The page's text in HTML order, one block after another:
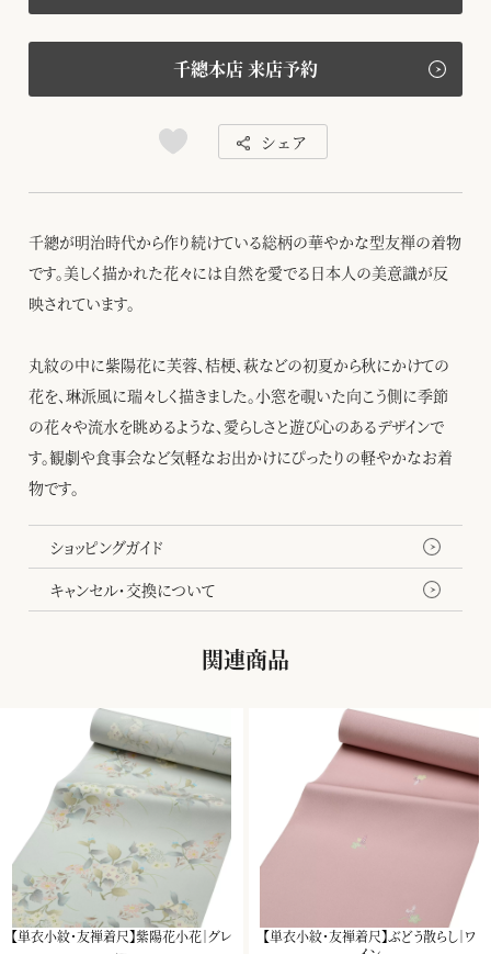
千總本店 来店予約
シェア
千總が明治時代から作り続けている総柄の華やかな型友禅の着物
です。美しく描かれた花々には自然を愛でる日本人の美意識が反
映されています。
丸紋の中に紫陽花に芙蓉、桔梗、萩などの初夏から秋にかけての
花を、琳派風に瑞々しく描きました。小窓を覗いた向こう側に季節
の花々や流水を眺めるような、愛らしさと遊び心のあるデザインで
す。観劇や食事会など気軽なお出かけにぴったりの軽やかなお着
物です。
ショッピングガイド
キャンセル・交換について
関連商品
【単衣小紋・友禅着尺】紫陽花小花｜グレ
【単衣小紋・友禅着尺】ぶどう散らし｜ワ